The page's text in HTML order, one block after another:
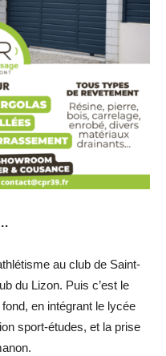
au club de Saint-
du Lizon. Puis c’est le
en intégrant le lycée
sport-études, et la prise